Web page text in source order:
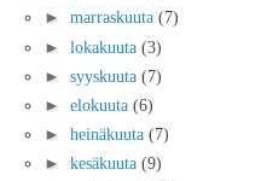
► marraskuuta (7)
► lokakuuta (3)
► syyskuuta (7)
► elokuuta (6)
► heinäkuuta (7)
► kesäkuuta (9)